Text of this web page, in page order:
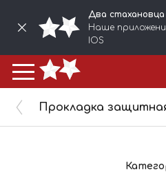
Два стахановца
Наше
IOS